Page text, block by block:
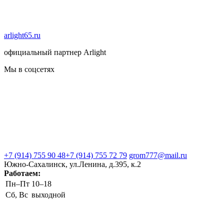
arlight65.ru
официальный партнер Arlight
Мы в соцсетях
+7 (914) 755 90 48+7 (914) 755 72 79 grom777@mail.ru
Южно-Сахалинск, ул.Ленина, д.395, к.2
Работаем:
Пн–Пт 10–18
Сб, Вс выходной